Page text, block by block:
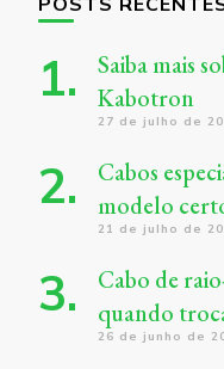
Saiba mais
Kabotron
27 de julho de
Cabos
modelo
21 de julho de
Cabo de
quando
26 de junho de